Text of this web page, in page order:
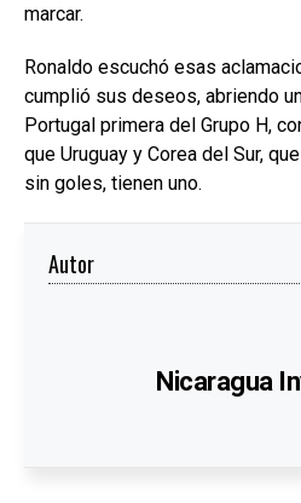
marcar.
Ronaldo escuchó esas
cumplió sus deseos, abriendo
Portugal primera del Grupo H,
que Uruguay y Corea del Sur,
sin goles, tienen uno.
Autor
Nicaragua